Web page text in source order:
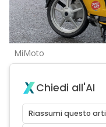
MiMoto
Chiedi all'AI
Riassumi questo